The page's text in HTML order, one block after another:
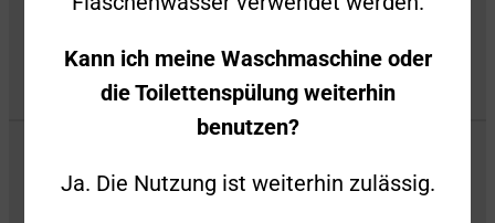
Kann ich meine Waschmaschine oder
die Toilettenspülung weiterhin
benutzen?
Ja. Die Nutzung ist weiterhin zulässig.